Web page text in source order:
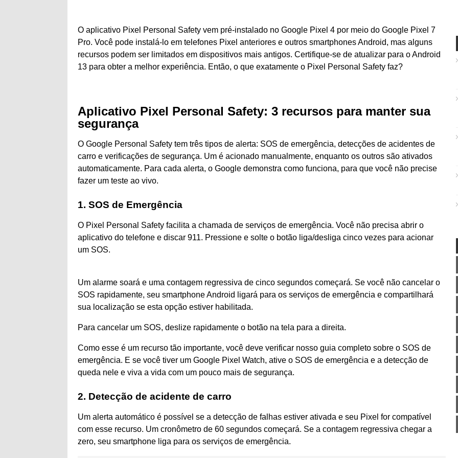
O aplicativo Pixel Personal Safety vem pré-instalado no Google Pixel 4 por meio do Google Pixel 7
Pro. Você pode instalá-lo em telefones Pixel anteriores e outros smartphones Android, mas alguns
recursos podem ser limitados em dispositivos mais antigos. Certifique-se de atualizar para o Android
13 para obter a melhor experiência. Então, o que exatamente o Pixel Personal Safety faz?
Aplicativo Pixel Personal Safety: 3 recursos para manter sua
segurança
O Google Personal Safety tem três tipos de alerta: SOS de emergência, detecções de acidentes de
carro e verificações de segurança. Um é acionado manualmente, enquanto os outros são ativados
automaticamente. Para cada alerta, o Google demonstra como funciona, para que você não precise
fazer um teste ao vivo.
1. SOS de Emergência
O Pixel Personal Safety facilita a chamada de serviços de emergência. Você não precisa abrir o
aplicativo do telefone e discar 911. Pressione e solte o botão liga/desliga cinco vezes para acionar
um SOS.
Um alarme soará e uma contagem regressiva de cinco segundos começará. Se você não cancelar o
SOS rapidamente, seu smartphone Android ligará para os serviços de emergência e compartilhará
sua localização se esta opção estiver habilitada.
Para cancelar um SOS, deslize rapidamente o botão na tela para a direita.
Como esse é um recurso tão importante, você deve verificar nosso guia completo sobre o SOS de
emergência. E se você tiver um Google Pixel Watch, ative o SOS de emergência e a detecção de
queda nele e viva a vida com um pouco mais de segurança.
2. Detecção de acidente de carro
Um alerta automático é possível se a detecção de falhas estiver ativada e seu Pixel for compatível
com esse recurso. Um cronômetro de 60 segundos começará. Se a contagem regressiva chegar a
zero, seu smartphone liga para os serviços de emergência.